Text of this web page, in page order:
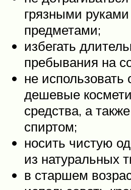
грязными
предметами;
избегать
пребывания на
не использовать
дешевые
средства, а
спиртом;
носить чистую
из натуральных
в старшем